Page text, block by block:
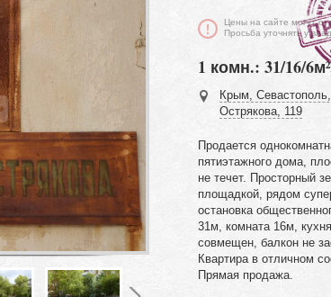
Цены на сайте могут
Просьба уточнять у
1 комн.: 31/16/
Крым,
Острякова, 119
Продается
пятиэтажного дома,
не течет. Просторный
площадкой, рядом
остановка
31м, комната 16м,
совмещен, балкон не
Квартира в отличном
Прямая продажа.